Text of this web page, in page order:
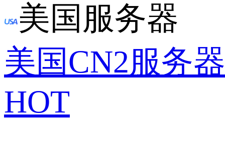
美国服务器
美国CN2服务器
HOT